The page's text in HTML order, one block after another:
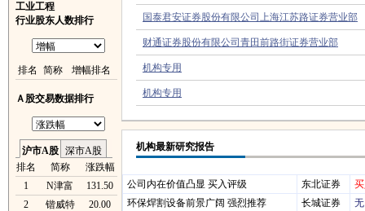
工业工程
行业股东人数排行
排名 简称 增幅排名
Ａ股交易数据排行
沪市A股 深市A股
排名
简称
涨跌幅
1
N津富
131.50
2
锴威特
20.00
国泰君安证券股份有限公司上海江苏路证券营业部
财通证券股份有限公司青田前路街证券营业部
机构专用
机构专用
机构最新研究报告
公司内在价值凸显 买入评级 东北证券
环保焊割设备前景广阔 强烈推荐
长城证券
无